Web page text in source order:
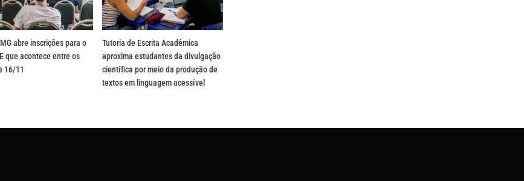
abre inscrições para o
que acontece entre os
16/11
Tutoria de Escrita Acadêmica
aproxima estudantes da divulgação
científica por meio da produção de
textos em linguagem acessível